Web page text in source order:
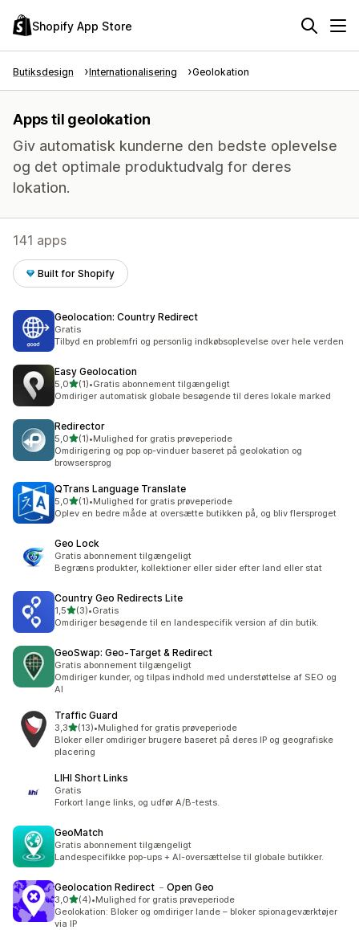
Shopify App Store
Butiksdesign Internationalisering Geolokation
Apps til geolokation
Giv automatisk kunderne den bedste oplevelse
og det optimale produktudvalg for deres
lokation.
141 apps
Built for Shopify
Geolocation: Country Redirect
Gratis
Tilbyd en problemfri og personlig indkøbsoplevelse over hele verden
Easy Geolocation
5,0ud af 5 stjerner
(1)
1 anmeldelser i alt
•Gratis abonnement tilgængeligt
Omdiriger automatisk globale besøgende til deres lokale marked
Redirector
5,0ud af 5 stjerner
(1)
1 anmeldelser i alt
•Mulighed for gratis prøveperiode
Omdirigering og pop op-vinduer baseret på geolokation og
browsersprog
QTrans Language Translate
5,0ud af 5 stjerner
(1)
1 anmeldelser i alt
•Mulighed for gratis prøveperiode
Oplev en bedre måde at oversætte butikken på, og bliv flersproget
Geo Lock
Gratis abonnement tilgængeligt
Begræns produkter, kollektioner eller sider efter land eller stat
Country Geo Redirects Lite
1,5ud af 5 stjerner
(3)
3 anmeldelser i alt
•Gratis
Omdiriger besøgende til en landespecifik version af din butik.
GeoSwap: Geo‑Target & Redirect
Gratis abonnement tilgængeligt
Omdiriger kunder, og tilpas indhold med understøttelse af SEO og
AI
Traffic Guard
3,3ud af 5 stjerner
(13)
13 anmeldelser i alt
•Mulighed for gratis prøveperiode
Bloker eller omdiriger brugere baseret på deres IP og geografiske
placering
LIHI Short Links
Gratis
Forkort lange links, og udfør A/B-tests.
GeoMatch
Gratis abonnement tilgængeligt
Landespecifikke pop-ups + AI-oversættelse til globale butikker.
Geolocation Redirect ﹣Open Geo
3,0ud af 5 stjerner
(4)
4 anmeldelser i alt
•Mulighed for gratis prøveperiode
Geolokation: Bloker og omdiriger lande – bloker spionageværktøjer
via IP